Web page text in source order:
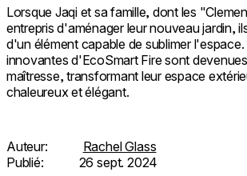
Lorsque Jaqi et sa famille, dont les
entrepris d'aménager leur nouveau jardin,
d'un élément capable de sublimer
innovantes d'EcoSmart Fire sont
maîtresse, transformant leur espace
chaleureux et élégant.
Auteur:
Rachel Glass
Publié:
26 sept. 2024